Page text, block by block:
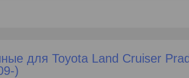
для Toyota Land Cruiser
)